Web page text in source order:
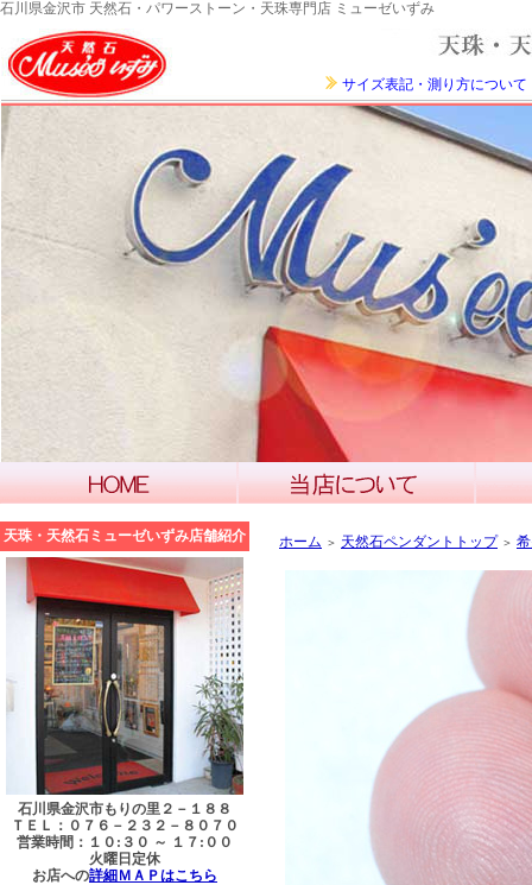
石川県金沢市 天然石・パワーストーン・天珠専門店 ミューゼいずみ
サイズ表記・測り方について
天珠・天然石ミューゼいずみ店舗紹介
石川県金沢市もりの里２－１８８
ＴＥＬ：０７６－２３２－８０７０
営業時間：１０:３０ ～ １７:００
火曜日定休
お店への詳細ＭＡＰはこちら
ホーム ＞ 天然石ペンダントトップ ＞